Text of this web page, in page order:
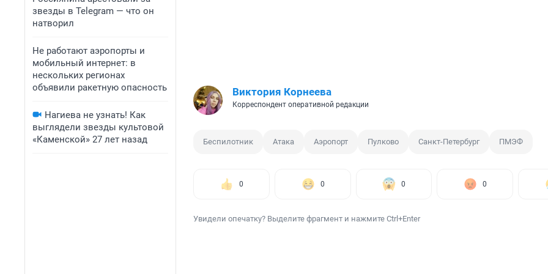
звезды в Telegram — что он
натворил
Не работают аэропорты и
мобильный интернет: в
нескольких регионах
объявили ракетную опасность
Нагиева не узнать! Как
выглядели звезды культовой
«Каменской» 27 лет назад
Виктория Корнеева
Корреспондент оперативной редакции
Беспилотник Атака Аэропорт Пулково Санкт-Петербург ПМЭФ
0 0 0 0
Увидели опечатку? Выделите фрагмент и нажмите Ctrl+Enter